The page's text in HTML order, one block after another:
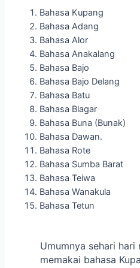
Bahasa Kupang
Bahasa Adang
Bahasa Alor
Bahasa Anakalang
Bahasa Bajo
Bahasa Bajo Delang
Bahasa Batu
Bahasa Blagar
Bahasa Buna (Bunak)
Bahasa Dawan.
Bahasa Rote
Bahasa Sumba Barat
Bahasa Teiwa
Bahasa Wanakula
Bahasa Tetun
Umumnya sehari hari
memakai bahasa